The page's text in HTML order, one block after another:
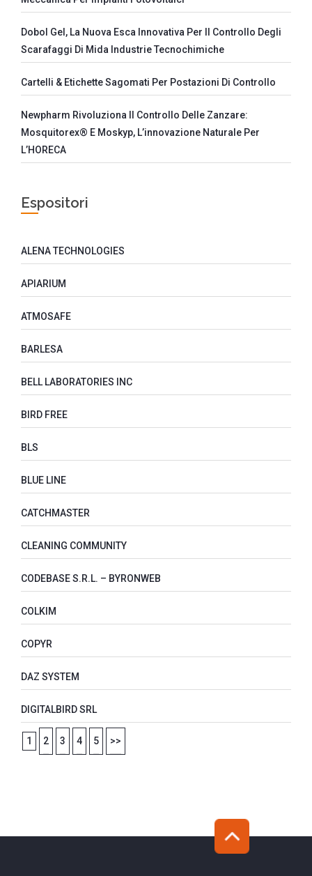
Dobol Gel, La Nuova Esca Innovativa Per Il Controllo Degli
Scarafaggi Di Mida Industrie Tecnochimiche
Cartelli & Etichette Sagomati Per Postazioni Di Controllo
Newpharm Rivoluziona Il Controllo Delle Zanzare:
Mosquitorex® E Moskyp, L’innovazione Naturale Per
L’HORECA
Espositori
ALENA TECHNOLOGIES
APIARIUM
ATMOSAFE
BARLESA
BELL LABORATORIES INC
BIRD FREE
BLS
BLUE LINE
CATCHMASTER
CLEANING COMMUNITY
CODEBASE S.R.L. – BYRONWEB
COLKIM
COPYR
DAZ SYSTEM
DIGITALBIRD SRL
1 2 3 4 5 >>